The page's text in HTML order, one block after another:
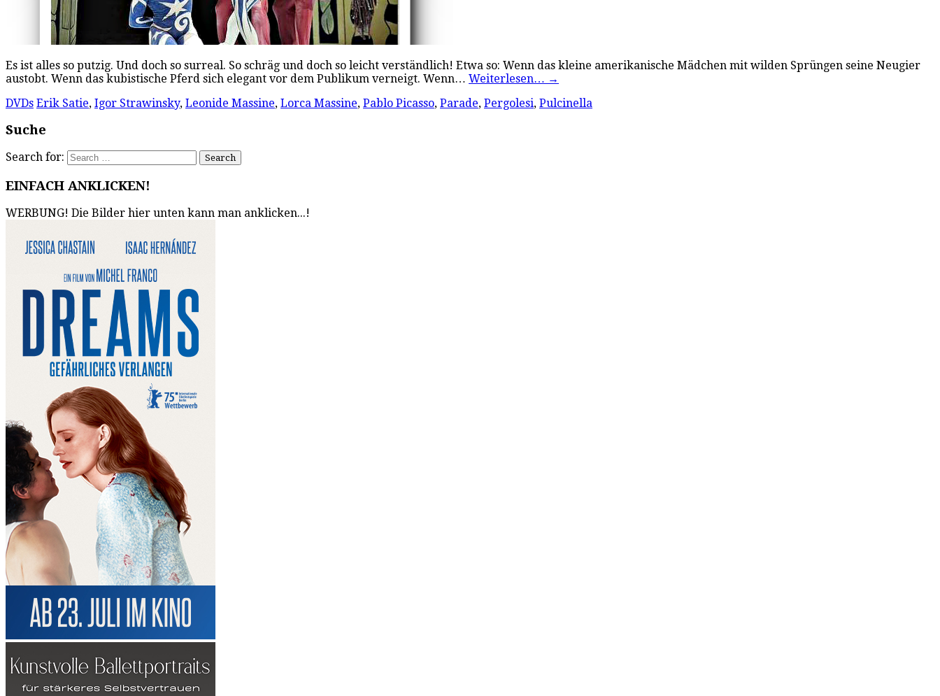
Es ist alles so putzig. Und doch so surreal. So schräg und doch so leicht verständlich! Etwa so: Wenn das kleine amerikanische Mädchen mit wilden Sprüngen seine Neugier
austobt. Wenn das kubistische Pferd sich elegant vor dem Publikum verneigt. Wenn… Weiterlesen… →
DVDs Erik Satie, Igor Strawinsky, Leonide Massine, Lorca Massine, Pablo Picasso, Parade, Pergolesi, Pulcinella
Suche
Search for:
EINFACH ANKLICKEN!
WERBUNG! Die Bilder hier unten kann man anklicken...!